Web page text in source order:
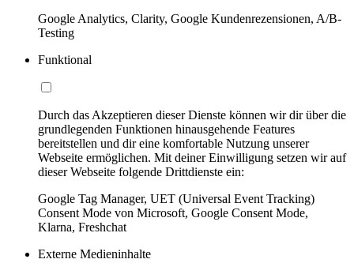
Google Analytics, Clarity, Google Kundenrezensionen, A/B-
Testing
Funktional
Durch das Akzeptieren dieser Dienste können wir dir über die
grundlegenden Funktionen hinausgehende Features
bereitstellen und dir eine komfortable Nutzung unserer
Webseite ermöglichen. Mit deiner Einwilligung setzen wir auf
dieser Webseite folgende Drittdienste ein:
Google Tag Manager, UET (Universal Event Tracking)
Consent Mode von Microsoft, Google Consent Mode,
Klarna, Freshchat
Externe Medieninhalte